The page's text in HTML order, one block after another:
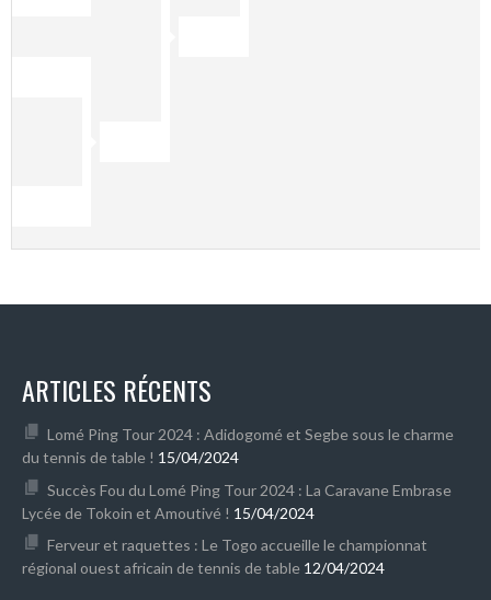
ARTICLES RÉCENTS
Lomé Ping Tour 2024 : Adidogomé et Segbe sous le charme
du tennis de table ! 15/04/2024
Succès Fou du Lomé Ping Tour 2024 : La Caravane Embrase
Lycée de Tokoin et Amoutivé ! 15/04/2024
Ferveur et raquettes : Le Togo accueille le championnat
régional ouest africain de tennis de table 12/04/2024